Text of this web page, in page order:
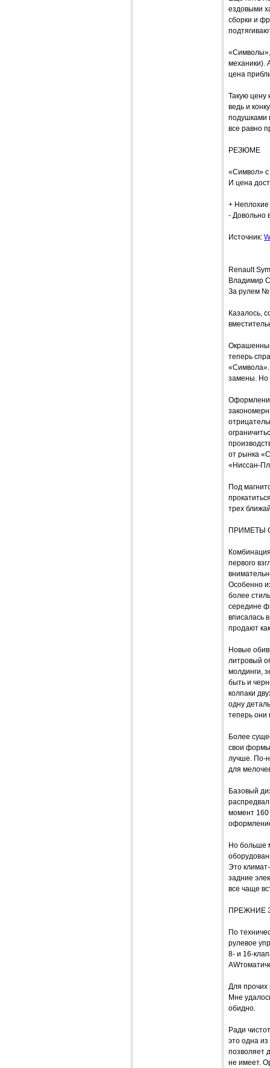
ездовыми
сборки и
«Символы»,
механики).
цена
Такую цену
ведь и
подушками
все равно
РЕЗЮМЕ
«Символ» с
И цена
+ Неплохие
- Довольно
Источник:
Renault
Владимир
За рулем
Казалось,
теперь
«Символа».
замены. Но
от рынка
«Ниссан-
Под
трех
ПРИМЕТЫ
первого
Особенно
более
середине
вписалась
продают
Новые
литровый
молдинги,
быть и
колпаки
одну
теперь они
Более
свои
лучше. По-
для
Базовый
момент
Но больше
Это
задние
все чаще
ПРЕЖНИЕ
По
рулевое
8- и 16-
Для
Мне
обидно.
Ради
это одна
позволяет
не имеет.